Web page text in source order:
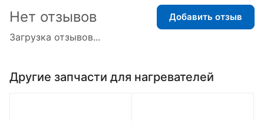
Загрузка отзывов...
Нет отзывов Добавить отзыв
Другие запчасти для нагревателей